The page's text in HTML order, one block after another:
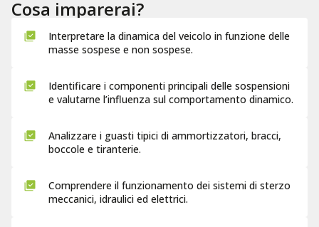
Cosa imparerai?
Interpretare la dinamica del veicolo in funzione delle
masse sospese e non sospese.
Identificare i componenti principali delle sospensioni
e valutarne l’influenza sul comportamento dinamico.
Analizzare i guasti tipici di ammortizzatori, bracci,
boccole e tiranterie.
Comprendere il funzionamento dei sistemi di sterzo
meccanici, idraulici ed elettrici.